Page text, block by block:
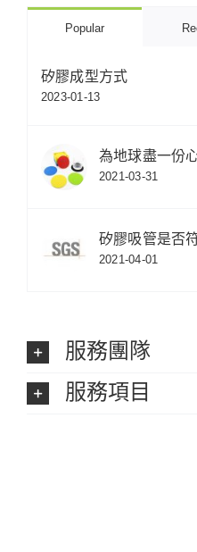
Popular
矽膠成型方式
2023-01-13
為地球盡一份
2021-03-31
矽膠吸管是否
2021-04-01
服務團隊
服務項目